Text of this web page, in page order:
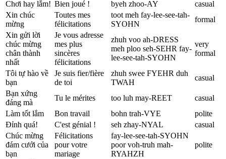
Chơi hay lắm! Bien joué ! byeh zhoo-AY
casual
Xin chúc
mừng
Toutes mes
félicitations
toot meh fay-lee-see-tah-
SYOHN
formal
Xin gửi lời
chúc mừng
chân thành
nhất
Je vous adresse
mes plus
sincères
félicitations
zhuh voo ah-DRESS
meh ploo seh-SEHR fay-
lee-see-tah-SYOHN
very
formal
Tôi tự hào về
bạn
Je suis fier/fière
de toi
zhuh swee FYEHR duh
TWAH
casual
Bạn xứng
đáng mà
Tu le mérites too luh may-REET
casual
Làm tốt lắm
Bon travail bohn trah-VYE
polite
Đỉnh quá!
C'est génial ! seh zhay-NYAL
casual
Chúc mừng
đám cưới của
bạn
Félicitations
pour votre
mariage
fay-lee-see-tah-SYOHN
poor voh-truh mah-
RYAHZH
polite